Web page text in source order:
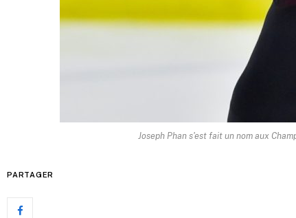
Joseph Phan s'est fait un nom aux
PARTAGER